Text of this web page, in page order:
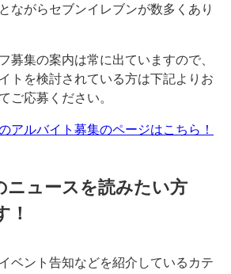
ながらセブンイレブンが数多くあり
募集の案内は常に出ていますので、
トを検討されている方は下記よりお
ご応募ください。
アルバイト募集のページはこちら！
ニュースを読みたい方
！
ベント告知などを紹介しているカテ